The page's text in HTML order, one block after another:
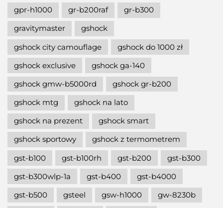
gpr-h1000
gr-b200raf
gr-b300
gravitymaster
gshock
gshock city camouflage
gshock do 1000 zł
gshock exclusive
gshock ga-140
gshock gmw-b5000rd
gshock gr-b200
gshock mtg
gshock na lato
gshock na prezent
gshock smart
gshock sportowy
gshock z termometrem
gst-b100
gst-b100rh gst-b200
gst-b300
gst-b300wlp-1a
gst-b400
gst-b4000
gst-b500
gsteel gsw-h1000
gw-8230b